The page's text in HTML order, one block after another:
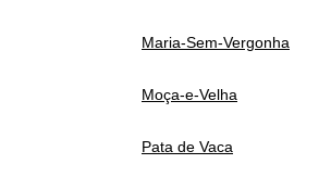
Maria-Sem-Vergonha
Moça-e-Velha
Pata de Vaca